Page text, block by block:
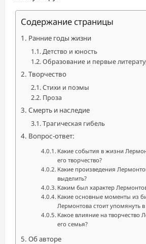
Содержание страницы
Ранние годы жизни
Детство и юность
Образование и первые
Творчество
Стихи и поэмы
Проза
Смерть и наследие
Трагическая гибель
Вопрос-ответ:
Какие события в жизни
его творчество?
Какие произведения
выделить?
Каким был характер
Какие основные моменты из
Лермонтова стоит упомянуть
Какое влияние на творчество
его семья?
Об авторе